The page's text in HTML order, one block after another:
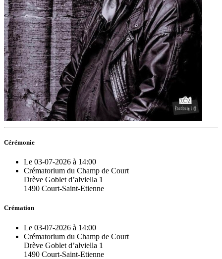
Cérémonie
Le 03-07-2026 à 14:00
Crématorium du Champ de Court
Drève Goblet d’alviella 1
1490 Court-Saint-Etienne
Crémation
Le 03-07-2026 à 14:00
Crématorium du Champ de Court
Drève Goblet d’alviella 1
1490 Court-Saint-Etienne